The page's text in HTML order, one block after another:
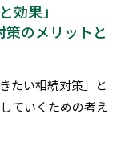
効果」
のメリットと
たい相続対策」と
ていくための考え